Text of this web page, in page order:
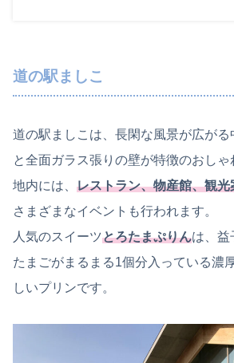
道の駅ましこ
道の駅ましこは、長閑な風景が広が
と全面ガラス張りの壁が特徴のおし
地内には、 レストラン、物産館、観光
さまざまなイベントも行われます。
人気のスイーツとろたまぷりんは、益
たまごがまるまる1個分入っている濃
しいプリンです。